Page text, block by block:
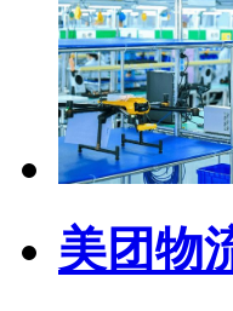
美团物